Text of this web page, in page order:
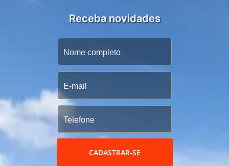
Receba novidades
CADASTRAR-SE